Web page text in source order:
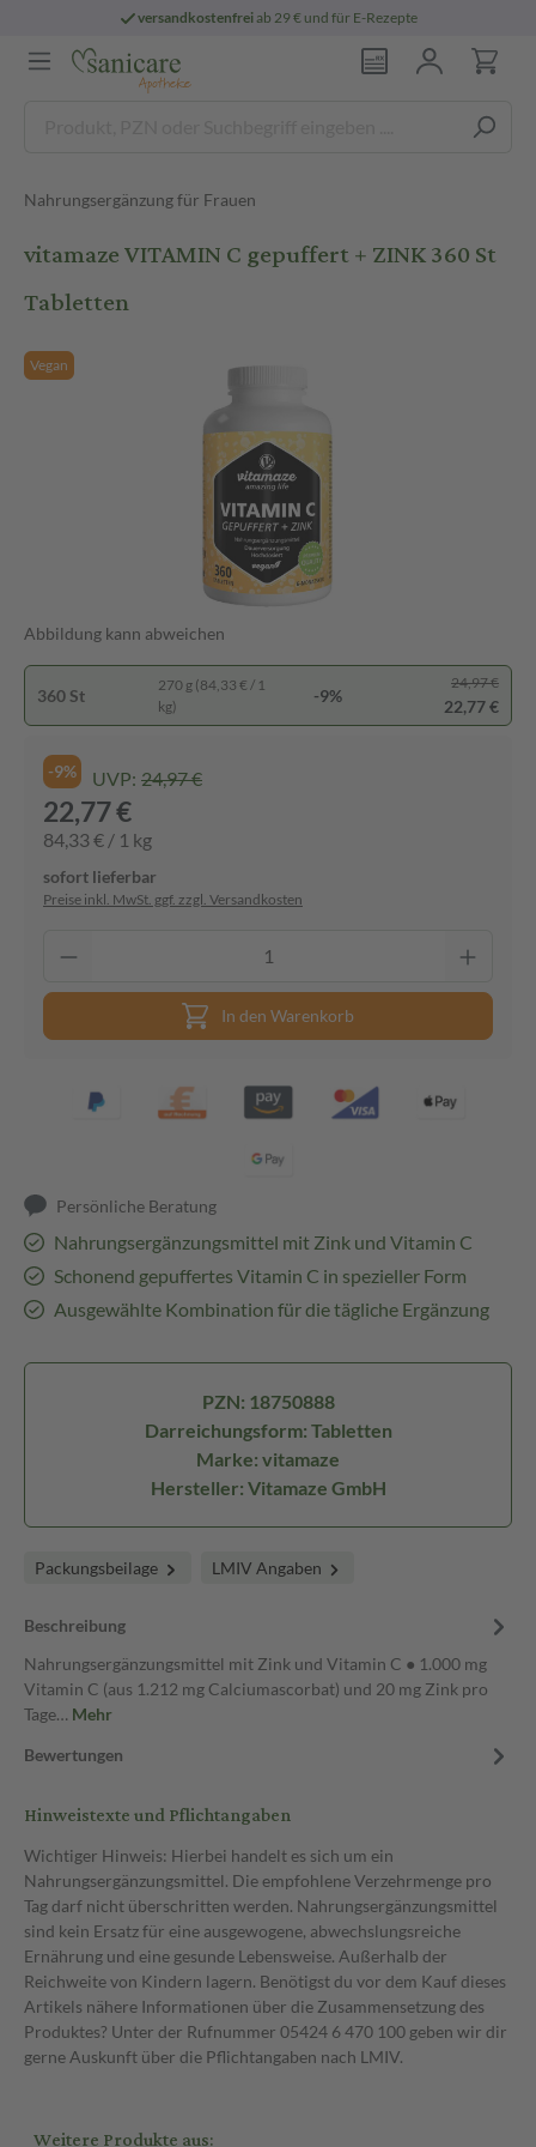
versandkostenfreiab 29 € und für E-Rezepte
Nahrungsergänzung für Frauen
vitamaze VITAMIN C gepuffert + ZINK 360 St
Tabletten
Vegan
Abbildung kann abweichen
360 St
270 g (84,33 € / 1
kg)
-9%
24,97 €
22,77 €
-9% UVP: 24,97 €
22,77 €
84,33 € / 1 kg
sofort lieferbar
Preise inkl. MwSt. ggf. zzgl. Versandkosten
In den Warenkorb
Persönliche Beratung
Nahrungsergänzungsmittel mit Zink und Vitamin C
Schonend gepuffertes Vitamin C in spezieller Form
Ausgewählte Kombination für die tägliche Ergänzung
PZN: 18750888
Darreichungsform: Tabletten
Marke: vitamaze
Hersteller: Vitamaze GmbH
Packungsbeilage LMIV Angaben
Beschreibung
Nahrungsergänzungsmittel mit Zink und Vitamin C ● 1.000 mg
Vitamin C (aus 1.212 mg Calciumascorbat) und 20 mg Zink pro
Tage… Mehr
Bewertungen
Hinweistexte und Pflichtangaben
Wichtiger Hinweis: Hierbei handelt es sich um ein
Nahrungsergänzungsmittel. Die empfohlene Verzehrmenge pro
Tag darf nicht überschritten werden. Nahrungsergänzungsmittel
sind kein Ersatz für eine ausgewogene, abwechslungsreiche
Ernährung und eine gesunde Lebensweise. Außerhalb der
Reichweite von Kindern lagern. Benötigst du vor dem Kauf dieses
Artikels nähere Informationen über die Zusammensetzung des
Produktes? Unter der Rufnummer 05424 6 470 100 geben wir dir
gerne Auskunft über die Pflichtangaben nach LMIV.